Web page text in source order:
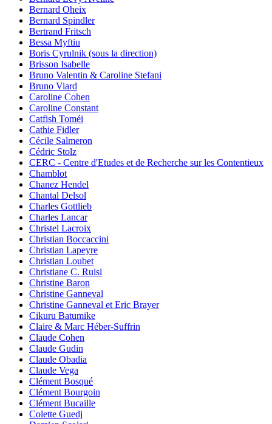
Bernard Oheix
Bernard Spindler
Bertrand Fritsch
Bessa Myftiu
Boris Cyrulnik (sous la direction)
Brisson Isabelle
Bruno Valentin & Caroline Stefani
Bruno Viard
Caroline Cohen
Caroline Constant
Catfish Toméi
Cathie Fidler
Cécile Salmeron
Cédric Stolz
CERC - Centre d'Etudes et de Recherche sur les Contentieux
Chamblot
Chanez Hendel
Chantal Delsol
Charles Gottlieb
Charles Lancar
Christel Lacroix
Christian Boccaccini
Christian Lapeyre
Christian Loubet
Christiane C. Ruisi
Christine Baron
Christine Ganneval
Christine Ganneval et Eric Brayer
Cikuru Batumike
Claire & Marc Héber-Suffrin
Claude Cohen
Claude Gudin
Claude Obadia
Claude Vega
Clément Bosqué
Clément Bourgoin
Clément Bucaille
Colette Guedj